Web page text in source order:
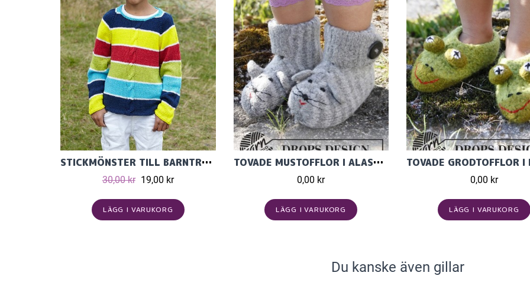
STICKMÖNSTER TILL BARNTRÖJA MED FLÄTA STICKAD I CECILIA.
30,00 kr 19,00 kr
LÄGG I VARUKORG
TOVADE MUSTOFFLOR I ALASKA ULLGARN
0,00 kr
LÄGG I VARUKORG
0,00 kr
LÄGG I VARUKORG
Du kanske även gillar